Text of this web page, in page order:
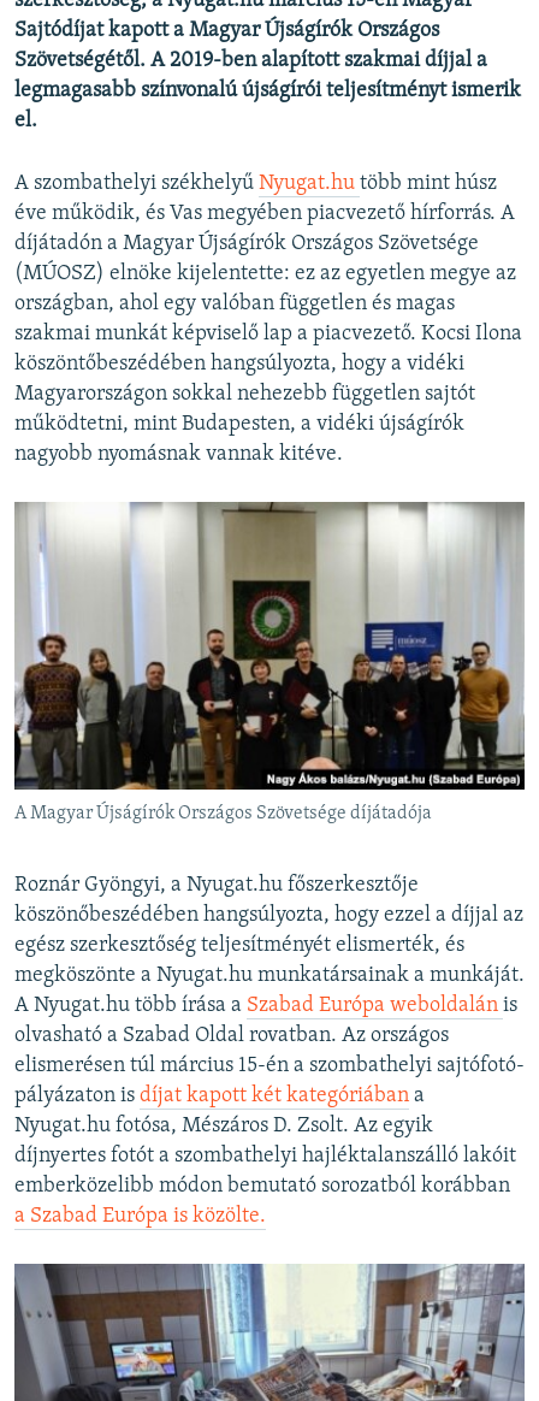
Sajtódíjat kapott a Magyar Újságírók Országos
Szövetségétől. A 2019-ben alapított szakmai díjjal a
legmagasabb színvonalú újságírói teljesítményt ismerik
el.
A szombathelyi székhelyű Nyugat.hu több mint húsz
éve működik, és Vas megyében piacvezető hírforrás. A
díjátadón a Magyar Újságírók Országos Szövetsége
(MÚOSZ) elnöke kijelentette: ez az egyetlen megye az
országban, ahol egy valóban független és magas
szakmai munkát képviselő lap a piacvezető. Kocsi Ilona
köszöntőbeszédében hangsúlyozta, hogy a vidéki
Magyarországon sokkal nehezebb független sajtót
működtetni, mint Budapesten, a vidéki újságírók
nagyobb nyomásnak vannak kitéve.
A Magyar Újságírók Országos Szövetsége díjátadója
Roznár Gyöngyi, a Nyugat.hu főszerkesztője
köszönőbeszédében hangsúlyozta, hogy ezzel a díjjal az
egész szerkesztőség teljesítményét elismerték, és
megköszönte a Nyugat.hu munkatársainak a munkáját.
A Nyugat.hu több írása a Szabad Európa weboldalán is
olvasható a Szabad Oldal rovatban. Az országos
elismerésen túl március 15-én a szombathelyi sajtófotó-
pályázaton is díjat kapott két kategóriában a
Nyugat.hu fotósa, Mészáros D. Zsolt. Az egyik
díjnyertes fotót a szombathelyi hajléktalanszálló lakóit
emberközelibb módon bemutató sorozatból korábban
a Szabad Európa is közölte.